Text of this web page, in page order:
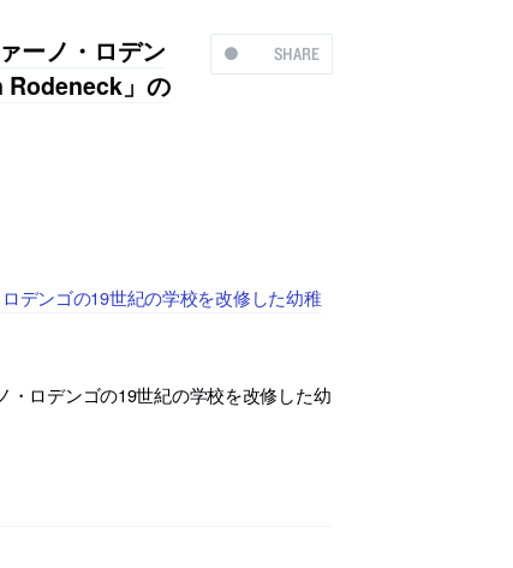
SHARE
ーノ・ロデン
Rodeneck」の
デンゴの19世紀の学校を改修した幼稚
ロデンゴの19世紀の学校を改修した幼